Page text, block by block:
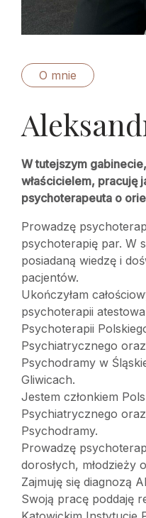
O mnie
W tutejszym
właścicielem, pracuję
psychoterapeuta o
Prowadzę
psychoterapię par. W
posiadaną wiedzę i
pacjentów.
Ukończyłam
psychoterapii
Psychoterapii
Psychiatrycznego
Psychodramy w
Gliwicach.
Jestem członkiem
Psychiatrycznego
Psychodramy.
Prowadzę
dorosłych, młodzieży
Zajmuję się diagnozą
Swoją pracę poddaję